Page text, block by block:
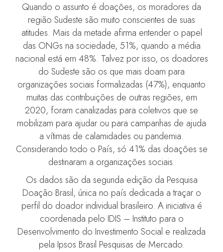
Quando o assunto é doações, os moradores da
região Sudeste são muito conscientes de suas
atitudes. Mais da metade afirma entender o papel
das ONGs na sociedade, 51%, quando a média
nacional está em 48%. Talvez por isso, os doadores
do Sudeste são os que mais doam para
organizações sociais formalizadas (47%), enquanto
muitas das contribuições de outras regiões, em
2020, foram canalizadas para coletivos que se
mobilizam para ajudar ou para campanhas de ajuda
a vítimas de calamidades ou pandemia.
Considerando todo o País, só 41% das doações se
destinaram a organizações sociais.
Os dados são da segunda edição da Pesquisa
Doação Brasil, única no país dedicada a traçar o
perfil do doador individual brasileiro. A iniciativa é
coordenada pelo IDIS – Instituto para o
Desenvolvimento do Investimento Social e realizada
pela Ipsos Brasil Pesquisas de Mercado.